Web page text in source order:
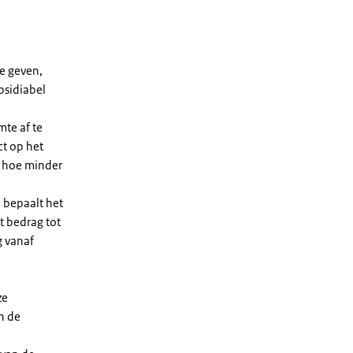
geven,
af te
op het
hoe minder
bepaalt het
bedrag tot
vanaf
de